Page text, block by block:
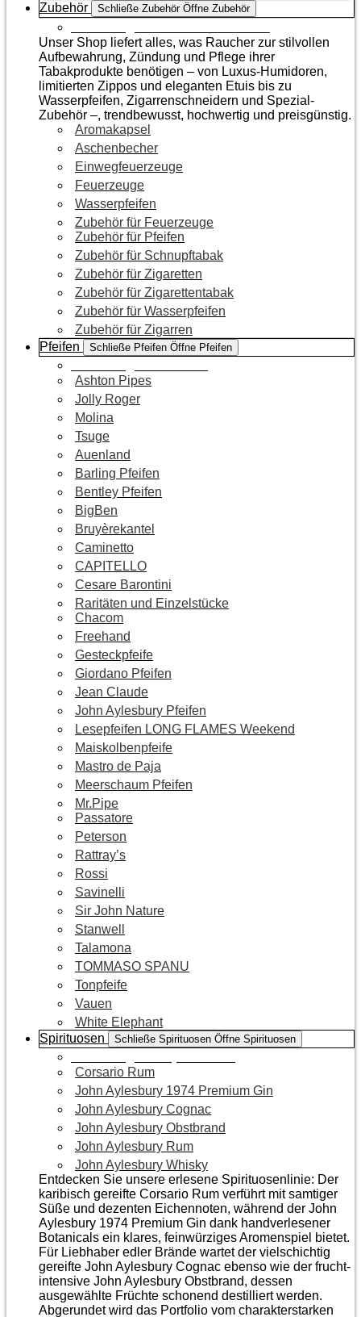
Zubehör
Schließe Zubehör Öffne Zubehör
Unser Shop liefert alles, was Raucher zur stilvollen
Aufbewahrung, Zündung und Pflege ihrer
Tabakprodukte benötigen – von Luxus-Humidoren,
limitierten Zippos und eleganten Etuis bis zu
Wasserpfeifen, Zigarrenschneidern und Spezial-
Zubehör –, trendbewusst, hochwertig und preisgünstig.
Aromakapsel
Aschenbecher
Einwegfeuerzeuge
Feuerzeuge
Wasserpfeifen
Zubehör für Feuerzeuge
Zubehör für Pfeifen
Zubehör für Schnupftabak
Zubehör für Zigaretten
Zubehör für Zigarettentabak
Zubehör für Wasserpfeifen
Zubehör für Zigarren
Pfeifen
Schließe Pfeifen Öffne Pfeifen
Ashton Pipes
Jolly Roger
Molina
Tsuge
Auenland
Barling Pfeifen
Bentley Pfeifen
BigBen
Bruyèrekantel
Caminetto
CAPITELLO
Cesare Barontini
Raritäten und Einzelstücke
Chacom
Freehand
Gesteckpfeife
Giordano Pfeifen
Jean Claude
John Aylesbury Pfeifen
Lesepfeifen LONG FLAMES Weekend
Maiskolbenpfeife
Mastro de Paja
Meerschaum Pfeifen
Mr.Pipe
Passatore
Peterson
Rattray’s
Rossi
Savinelli
Sir John Nature
Stanwell
Talamona
TOMMASO SPANU
Tonpfeife
Vauen
White Elephant
Spirituosen
Schließe Spirituosen Öffne Spirituosen
Corsario Rum
John Aylesbury 1974 Premium Gin
John Aylesbury Cognac
John Aylesbury Obstbrand
John Aylesbury Rum
John Aylesbury Whisky
Entdecken Sie unsere erlesene Spirituosenlinie: Der
karibisch gereifte Corsario Rum verführt mit samtiger
Süße und dezenten Eichen­noten, während der John
Aylesbury 1974 Premium Gin dank handverlesener
Botanicals ein klares, feinwürziges Aromenspiel bietet.
Für Liebhaber edler Brände wartet der vielschichtig
gereifte John Aylesbury Cognac ebenso wie der frucht­
intensive John Aylesbury Obstbrand, dessen
ausgewählte Früchte schonend destilliert werden.
Abgerundet wird das Portfolio vom charakterstarken